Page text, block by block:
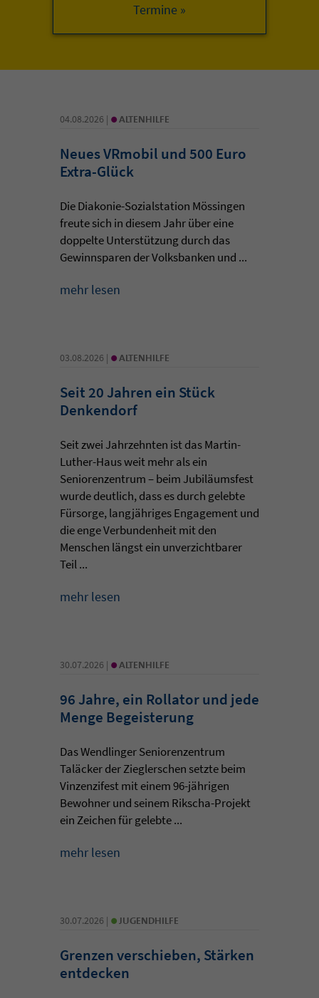
04.08.2026 | • ALTENHILFE
Neues VRmobil und 500 Euro
Extra-Glück
Die Diakonie-Sozialstation Mössingen
freute sich in diesem Jahr über eine
doppelte Unterstützung durch das
Gewinnsparen der Volksbanken und ...
mehr lesen
03.08.2026 | • ALTENHILFE
Seit 20 Jahren ein Stück
Denkendorf
Seit zwei Jahrzehnten ist das Martin-
Luther-Haus weit mehr als ein
Seniorenzentrum – beim Jubiläumsfest
wurde deutlich, dass es durch gelebte
Fürsorge, langjähriges Engagement und
die enge Verbundenheit mit den
Menschen längst ein unverzichtbarer
Teil ...
mehr lesen
30.07.2026 | • ALTENHILFE
96 Jahre, ein Rollator und jede
Menge Begeisterung
Das Wendlinger Seniorenzentrum
Taläcker der Zieglerschen setzte beim
Vinzenzifest mit einem 96-jährigen
Bewohner und seinem Rikscha-Projekt
ein Zeichen für gelebte ...
mehr lesen
30.07.2026 | • JUGENDHILFE
Grenzen verschieben, Stärken
entdecken